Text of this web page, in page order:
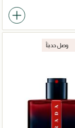
وصل حديثاً